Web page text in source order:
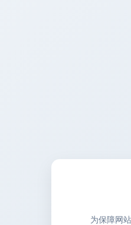
为保障网